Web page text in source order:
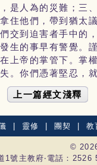
是人為的災難；三
住他們，帶到猶太
交到迫害者手中的
生的事早有警覺。
上帝的掌管下。掌
。你們憑著堅忍，
上一篇經文淺釋
靈修 團契 |教
©
1號主教府‧電話：